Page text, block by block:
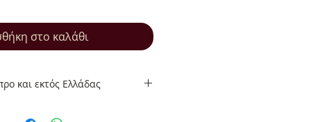
στο καλάθι
και εκτός Ελλάδας